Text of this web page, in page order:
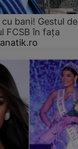
bani! Gestul de
FCSB în fața